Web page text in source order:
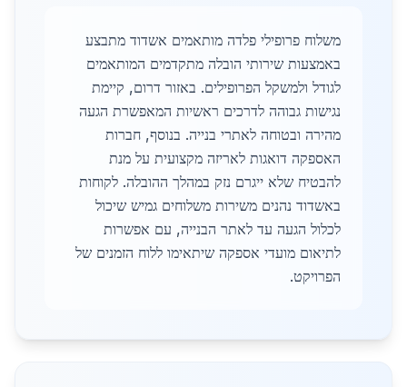
משלוח פרופילי פלדה מותאמים אשדוד מתבצע
באמצעות שירותי הובלה מתקדמים המותאמים
לגודל ולמשקל הפרופילים. באזור דרום, קיימת
נגישות גבוהה לדרכים ראשיות המאפשרת הגעה
מהירה ובטוחה לאתרי בנייה. בנוסף, חברות
האספקה דואגות לאריזה מקצועית על מנת
להבטיח שלא ייגרם נזק במהלך ההובלה. לקוחות
באשדוד נהנים משירות משלוחים גמיש שיכול
לכלול הגעה עד לאתר הבנייה, עם אפשרות
לתיאום מועדי אספקה שיתאימו ללוח הזמנים של
הפרויקט.